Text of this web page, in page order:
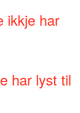
ikkje har
har lyst til